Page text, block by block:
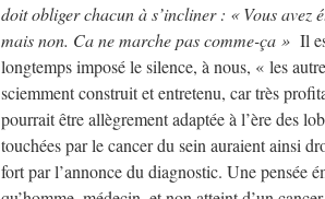
doit obliger chacun à s’incliner : « Vous avez
mais non. Ca ne marche pas comme-ça » Il
longtemps imposé le silence, à nous, « les
sciemment construit et entretenu, car très
pourrait être allègrement adaptée à l’ère des
touchées par le cancer du sein auraient ainsi
fort par l’annonce du diagnostic. Une pensée